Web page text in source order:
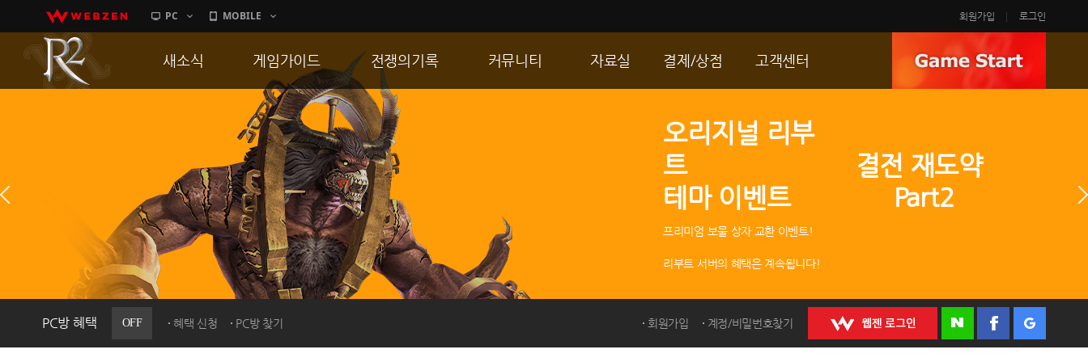
PC MOBILE 회원가입 로그인
오리지널 리부
트 결전 재도약
테마 이벤트 Part2
프리미엄 보물 상자 교환 이벤트!
리부트 서버의 혜택은 계속됩니다!
PC방 혜택 OFF 혜택 신청 PC방 찾기 회원가입 계정/비밀번호찾기
새소식
이벤트
히스토리
PC방으로간다
게임가이드
게임 특징
서버가이드
신병훈련소
세부가이드
통합보급센터
전쟁의기록
통합 길드전
공성 & 스팟
랭킹
R2Match
커뮤니티
GM노트
자료실 결제/상점
마이 Wshop
내 캐시
고객센터
문의/신고
운영정책